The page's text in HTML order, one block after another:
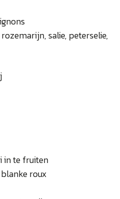
salie, peterselie,
in te fruiten
roux